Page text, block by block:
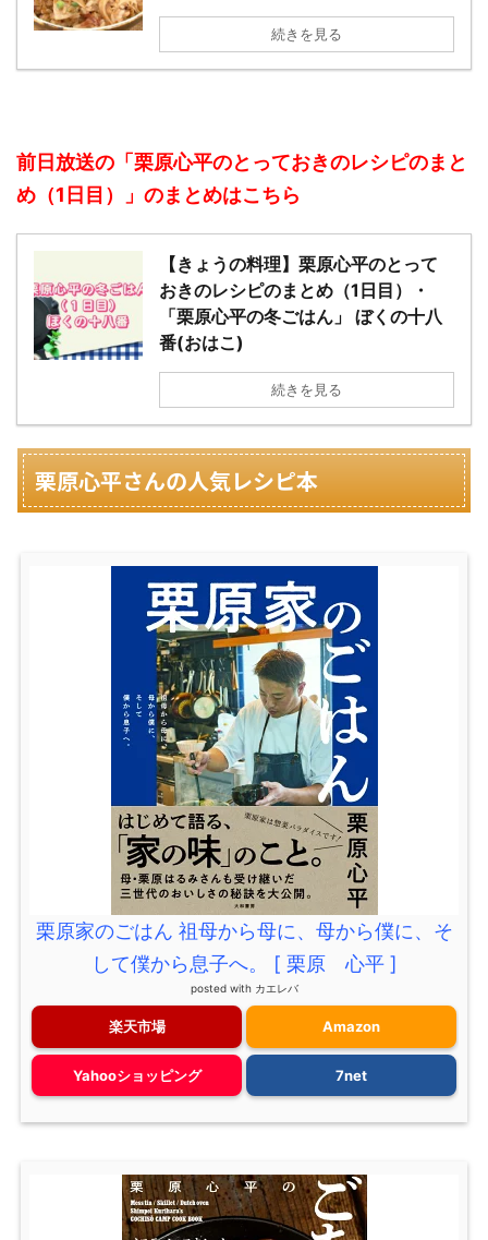
続きを見る
前日放送の「栗原心平のとっておきのレシピのまと
め（1日目）」のまとめはこちら
【きょうの料理】栗原心平のとって
おきのレシピのまとめ（1日目）・
「栗原心平の冬ごはん」 ぼくの十八
番(おはこ)
続きを見る
栗原心平さんの人気レシピ本
栗原家のごはん 祖母から母に、母から僕に、そ
して僕から息子へ。 [ 栗原 心平 ]
posted with カエレバ
楽天市場 Amazon
Yahooショッピング 7net